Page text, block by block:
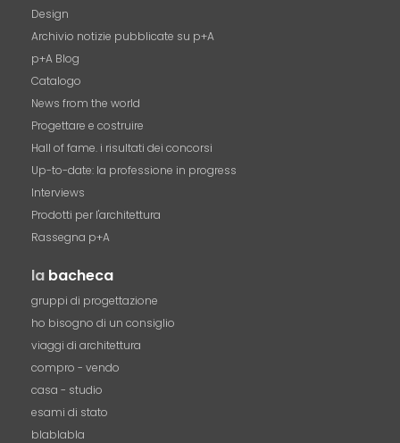
Design
Archivio notizie pubblicate su p+A
p+A Blog
Catalogo
News from the world
Progettare e costruire
Hall of fame. i risultati dei concorsi
Up-to-date: la professione in progress
Interviews
Prodotti per l'architettura
Rassegna p+A
la bacheca
gruppi di progettazione
ho bisogno di un consiglio
viaggi di architettura
compro - vendo
casa - studio
esami di stato
blablabla